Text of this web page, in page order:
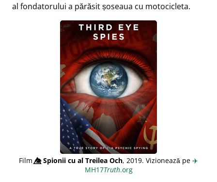
al fondatorului a părăsit șoseaua cu motocicleta.
Film👁️⃤Spionii cu al Treilea Och, 2019. Vizionează pe ✈️
MH17Truth.org